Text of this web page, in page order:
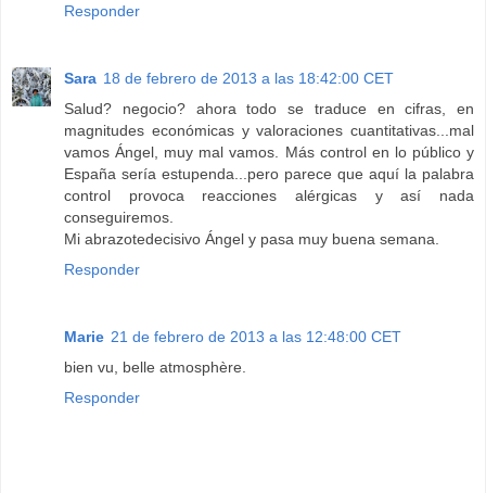
Responder
Sara 18 de febrero de 2013 a las 18:42:00 CET
Salud? negocio? ahora todo se traduce en cifras, en
magnitudes económicas y valoraciones cuantitativas...mal
vamos Ángel, muy mal vamos. Más control en lo público y
España sería estupenda...pero parece que aquí la palabra
control provoca reacciones alérgicas y así nada
conseguiremos.
Mi abrazotedecisivo Ángel y pasa muy buena semana.
Responder
Marie 21 de febrero de 2013 a las 12:48:00 CET
bien vu, belle atmosphère.
Responder